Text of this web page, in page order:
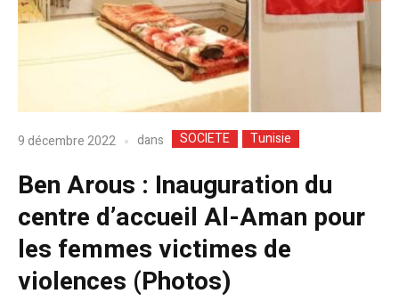
9 décembre 2022 dans SOCIETE Tunisie
Ben Arous : Inauguration du
centre d’accueil Al-Aman pour
les femmes victimes de
violences (Photos)